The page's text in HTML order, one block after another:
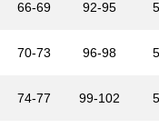
66-69 92-95
70-73 96-98
74-77 99-102